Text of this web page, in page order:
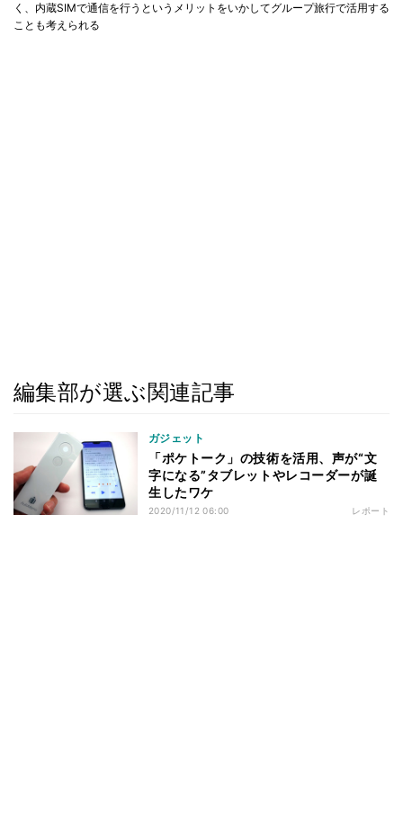
く、内蔵SIMで通信を行うというメリットをいかしてグループ旅行で活用する
ことも考えられる
編集部が選ぶ関連記事
ガジェット
「ポケトーク」の技術を活用、声が“文
字になる”タブレットやレコーダーが誕
生したワケ
2020/11/12 06:00 レポート